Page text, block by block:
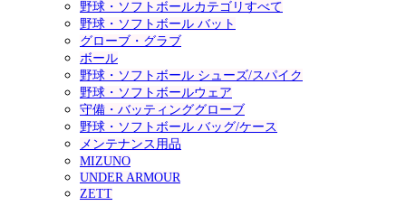
野球・ソフトボールカテゴリすべて
野球・ソフトボール バット
グローブ・グラブ
ボール
野球・ソフトボール シューズ/スパイク
野球・ソフトボールウェア
守備・バッティンググローブ
野球・ソフトボール バッグ/ケース
メンテナンス用品
MIZUNO
UNDER ARMOUR
ZETT